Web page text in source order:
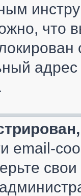
что
адрес
email-